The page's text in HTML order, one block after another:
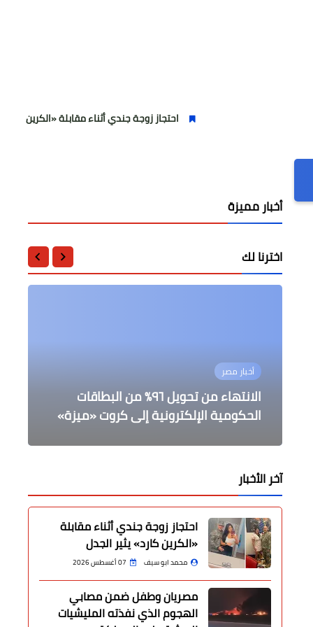
احتجاز زوجة جندي أثناء مقابلة «الكرين كارد» يثير الجدل
أخبار مميزة
اخترنا لك
أخبار مصر
الانتهاء من تحويل ٩٦٪ من البطاقات
الحكومية الإلكترونية إلى كروت «ميزة»
أخبار مصر
متابعة من القصير لحصاد وتوريد القمح
في جميع محافظات الجمهورية
محافظات
ضبط مخالفات تموينية بالمخابز بمراكز
الدقهلية
الصحة
فيروس كورونا فى طريقه إلى إل لا وجود
محافظات
اليوم بداية إمتحانات نهاية العام الدراسي
بالمنوفية
آخر الأخبار
احتجاز زوجة جندي أثناء مقابلة
«الكرين كارد» يثير الجدل
محمد ابو سيف 07 أغسطس 2026
مصريان وطفل ضمن مصابي
الهجوم الذي نفذته المليشيات